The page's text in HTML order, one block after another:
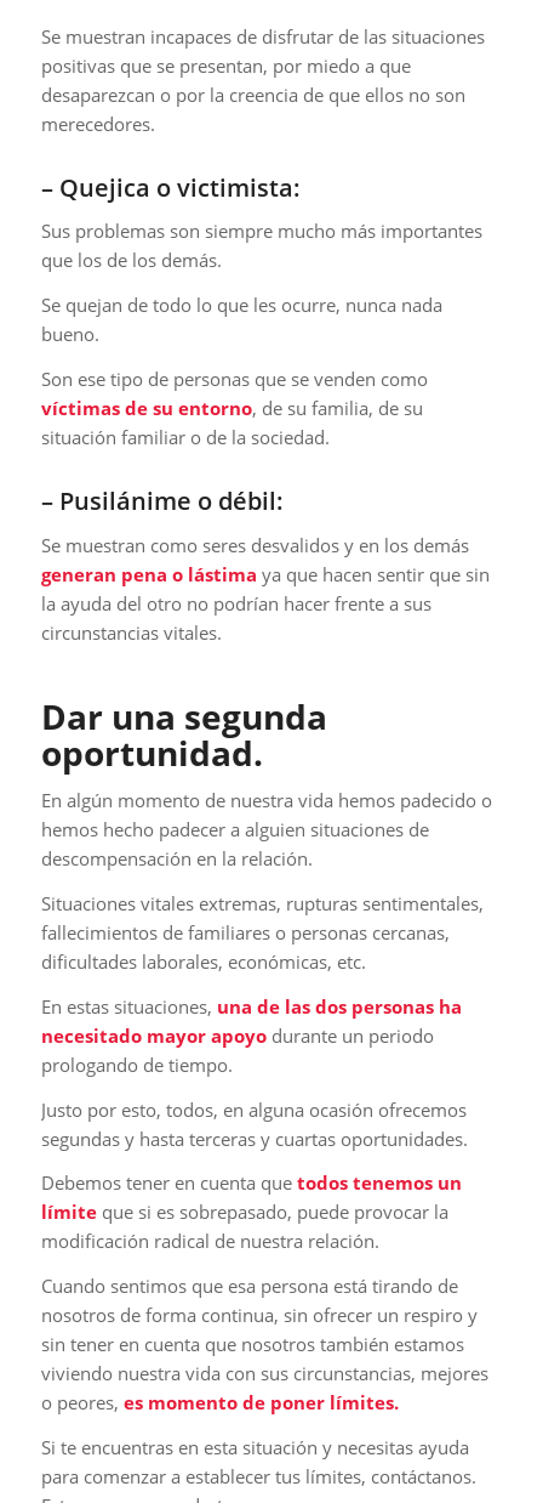
Se muestran incapaces de disfrutar de las situaciones
positivas que se presentan, por miedo a que
desaparezcan o por la creencia de que ellos no son
merecedores.
– Quejica o victimista:
Sus problemas son siempre mucho más importantes
que los de los demás.
Se quejan de todo lo que les ocurre, nunca nada
bueno.
Son ese tipo de personas que se venden como
víctimas de su entorno, de su familia, de su
situación familiar o de la sociedad.
– Pusilánime o débil:
Se muestran como seres desvalidos y en los demás
generan pena o lástima ya que hacen sentir que sin
la ayuda del otro no podrían hacer frente a sus
circunstancias vitales.
Dar una segunda
oportunidad.
En algún momento de nuestra vida hemos padecido o
hemos hecho padecer a alguien situaciones de
descompensación en la relación.
Situaciones vitales extremas, rupturas sentimentales,
fallecimientos de familiares o personas cercanas,
dificultades laborales, económicas, etc.
En estas situaciones, una de las dos personas ha
necesitado mayor apoyodurante un periodo
prologando de tiempo.
Justo por esto, todos, en alguna ocasión ofrecemos
segundas y hasta terceras y cuartas oportunidades.
Debemos tener en cuenta que todos tenemos un
límiteque si es sobrepasado, puede provocar la
modificación radical de nuestra relación.
Cuando sentimos que esa persona está tirando de
nosotros de forma continua, sin ofrecer un respiro y
sin tener en cuenta que nosotros también estamos
viviendo nuestra vida con sus circunstancias, mejores
o peores, es momento de poner límites.
Si te encuentras en esta situación y necesitas ayuda
para comenzar a establecer tus límites, contáctanos.